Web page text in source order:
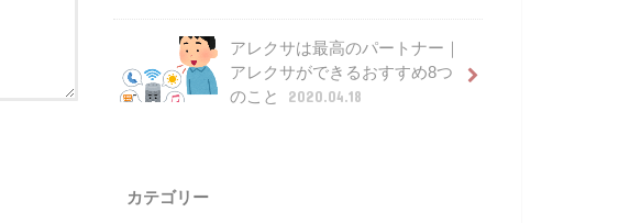
アレクサは最高のパートナー｜
アレクサができるおすすめ8つ
のこと
2020.04.18
カテゴリー